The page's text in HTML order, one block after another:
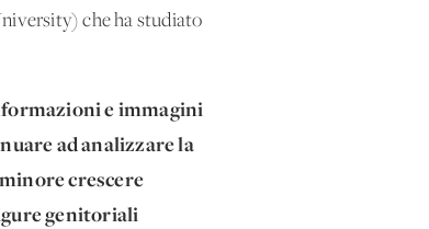
che ha studiato
e immagini
ad analizzare la
crescere
genitoriali